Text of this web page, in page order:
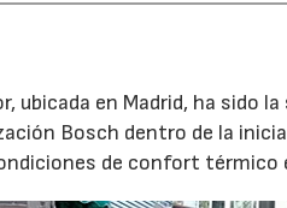
ubicada en Madrid, ha sido
Bosch dentro de la
de confort